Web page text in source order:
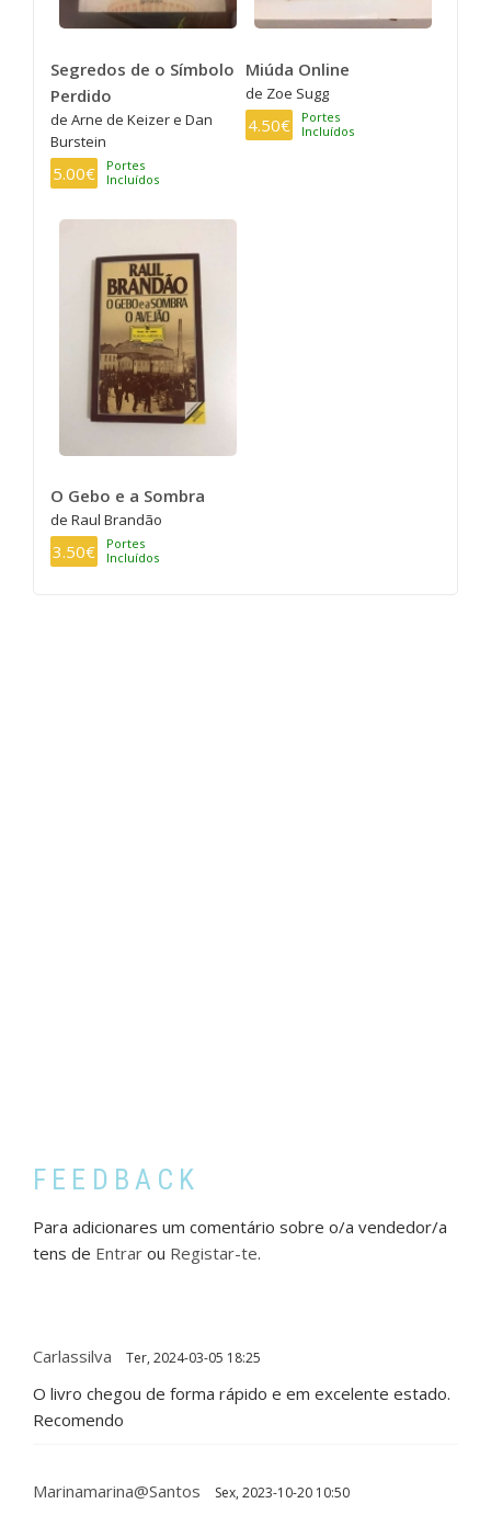
Segredos de o Símbolo
Perdido
de Arne de Keizer e Dan
Burstein
5.00€
Portes
Incluídos
Miúda Online
de Zoe Sugg
4.50€
Portes
Incluídos
O Gebo e a Sombra
de Raul Brandão
3.50€
Portes
Incluídos
FEEDBACK
Para adicionares um comentário sobre o/a vendedor/a
tens de Entrar ou Registar-te.
Carlassilva Ter, 2024-03-05 18:25
O livro chegou de forma rápido e em excelente estado.
Recomendo
Marinamarina@santos Sex, 2023-10-20 10:50